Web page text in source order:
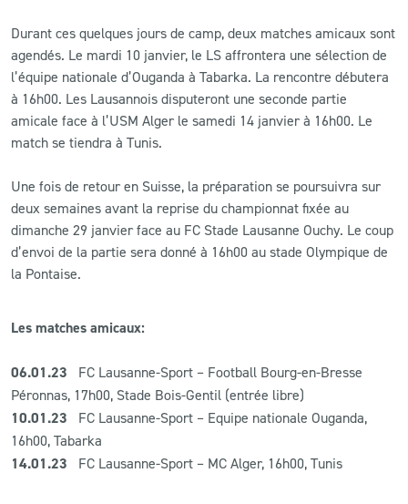
Durant ces quelques jours de camp, deux matches amicaux sont
agendés. Le mardi 10 janvier, le LS affrontera une sélection de
l’équipe nationale d’Ouganda à Tabarka. La rencontre débutera
à 16h00. Les Lausannois disputeront une seconde partie
amicale face à l’USM Alger le samedi 14 janvier à 16h00. Le
match se tiendra à Tunis.
Une fois de retour en Suisse, la préparation se poursuivra sur
deux semaines avant la reprise du championnat fixée au
dimanche 29 janvier face au FC Stade Lausanne Ouchy. Le coup
d’envoi de la partie sera donné à 16h00 au stade Olympique de
la Pontaise.
Les matches amicaux:
06.01.23 FC Lausanne-Sport – Football Bourg-en-Bresse
Péronnas, 17h00, Stade Bois-Gentil (entrée libre)
10.01.23
FC Lausanne-Sport – Equipe nationale Ouganda,
16h00, Tabarka
14.01.23 FC Lausanne-Sport – MC Alger, 16h00, Tunis